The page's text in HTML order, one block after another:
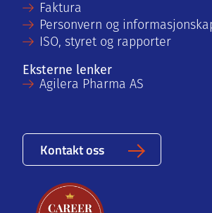
Faktura
Personvern og
ISO, styret og rapporter
Eksterne lenker
Agilera Pharma AS
Kontakt oss